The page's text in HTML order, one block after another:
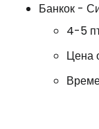
Банкок -
4-5
Цена